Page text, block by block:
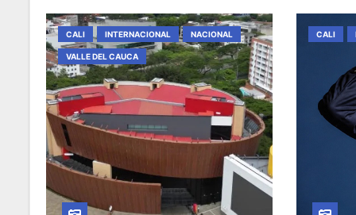
CALI INTERNACIONAL NACIONAL
VALLE DEL CAUCA
CALI